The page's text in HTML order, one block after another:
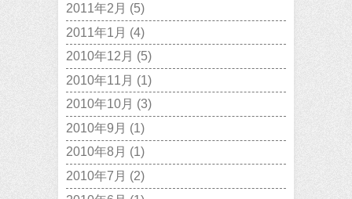
2011年2月 (5)
2011年1月 (4)
2010年12月 (5)
2010年11月 (1)
2010年10月 (3)
2010年9月 (1)
2010年8月 (1)
2010年7月 (2)